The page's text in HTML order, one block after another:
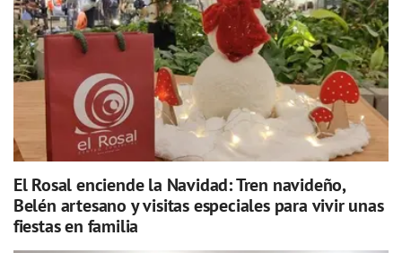
El Rosal enciende la Navidad: Tren navideño,
Belén artesano y visitas especiales para vivir unas
fiestas en familia